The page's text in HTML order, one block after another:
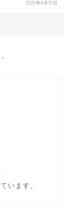
2022年8月31日
います。